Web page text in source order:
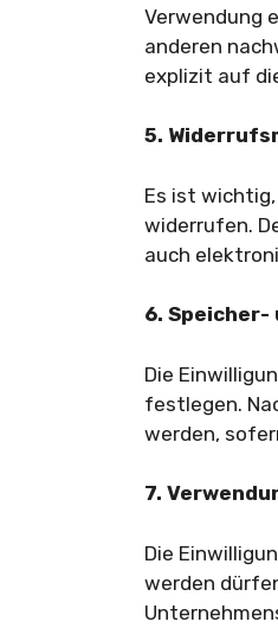
Verwendung
anderen
explizit auf
5.
Es ist
widerrufen.
auch
6.
Die
festlegen.
werden,
7.
Die
werden